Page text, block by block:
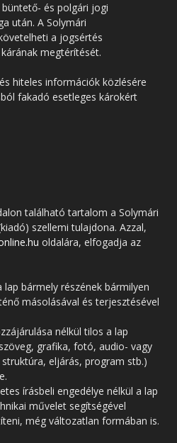
és polgári jogi
után. A Solymári
a jogsértés
megtérítését.
hiteles információk közlésére
fakadó esetleges károkért
található tartalom a Solymári
szellemi tulajdona. Azzal,
oldalára, elfogadja az
bármely részének bármilyen
másolásával és terjesztésével
nélkül tilos a lap
grafika, fotó, audio- vagy
eljárás, program stb.)
írásbeli engedélye nélkül a lap
művelet segítségével
még változatlan formában is.